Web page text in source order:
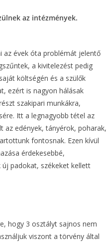
az intézmények.
az évek óta problémát jelentő
a kivitelezést pedig
költségén és a szülők
ezért is nagyon hálásak
szakipari munkákra,
Itt a legnagyobb tétel az
az edények, tányérok, poharak,
fontosnak. Ezen kívül
érdekesebbé,
padokat, székeket kellett
hogy 3 osztályt sajnos nem
viszont a törvény által